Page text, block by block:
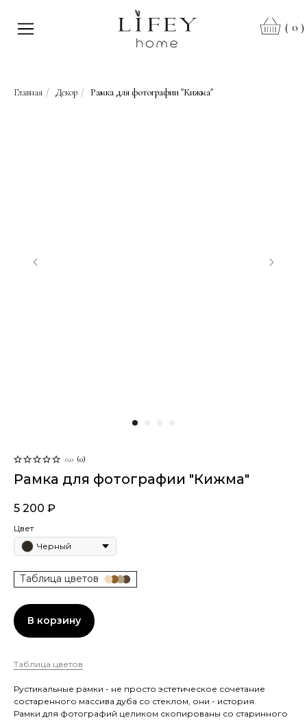
( )
0
Главная / Декор / Рамка для фотографии "Кижма"
0.0 (0)
Рамка для фотографии "Кижма"
5 200 ₽
Цвет
Черный
Таблица цветов
В корзину
Таблица цветов
Рустикальные рамки - не просто эстетическое сочетание
состаренного массива дуба со стеклом, они - история.
Рамки для фотографий целиком скопированы со старинного